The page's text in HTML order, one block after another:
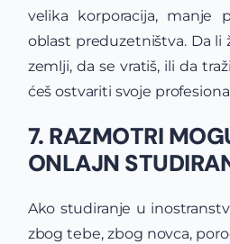
velika korporacija, manje
oblast preduzetništva. Da li
zemlji, da se vratiš, ili da
ćeš ostvariti svoje
7. RAZMOTRI
ONLAJN
Ako studiranje u
zbog tebe, zbog novca,